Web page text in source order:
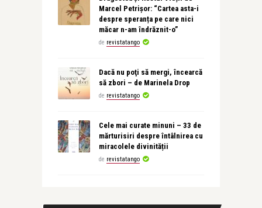
Marcel Petrișor: “Cartea asta-i
despre speranța pe care nici
măcar n-am îndrăznit-o”
de revistatango
Dacă nu poţi să mergi, încearcă
să zbori – de Marinela Drop
de revistatango
Cele mai curate minuni – 33 de
mărturisiri despre întâlnirea cu
miracolele divinității
de revistatango